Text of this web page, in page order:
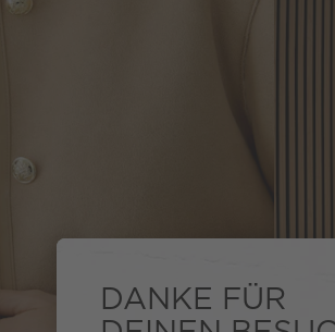
DANKE FÜR